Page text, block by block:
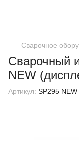
Сварочное
Сварочный
NEW
Артикул: SP295 NEW